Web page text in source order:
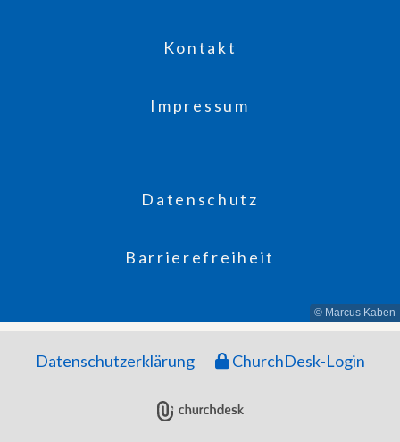
Kontakt
Impressum
Datenschutz
Barrierefreiheit
© Marcus Kaben
Datenschutzerklärung ChurchDesk-Login